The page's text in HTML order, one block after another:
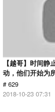
【越哥】时间
动，他们开始为
# 629
2018-10-23 07:31